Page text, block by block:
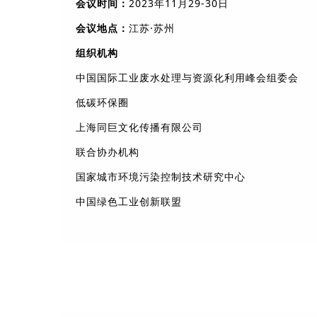
会议时间： 2023年11月29-30日
会议地点： 江苏·苏州
组织机构
中国国际工业废水处理与资源化利用峰会组委会
低碳环保圈
上海同巨文化传播有限公司
联合协办机构
国家城市环境污染控制技术研究中心
中国绿色工业创新联盟